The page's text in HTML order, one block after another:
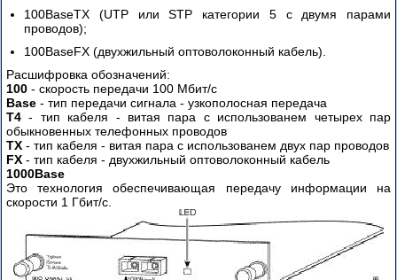
100BaseTX (UTP или STP категории 5 с двумя парами
проводов);
100BaseFX (двухжильный оптоволоконный кабель).
Расшифровка обозначений:
100 - скорость передачи 100 Мбит/с
Base - тип передачи сигнала - узкополосная передача
T4- тип кабеля - витая пара с использованем четырех пар
обыкновенных телефонных проводов
TX - тип кабеля - витая пара с использованем двух пар проводов
FX - тип кабеля - двухжильный оптоволоконный кабель
1000Base
Это технология обеспечивающая передачу информации на
скорости 1 Гбит/с.